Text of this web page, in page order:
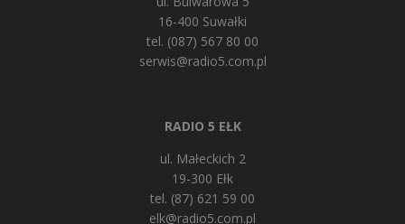
16-400 Suwałki
tel. (087) 567 80 00
serwis@radio5.com.pl
RADIO 5 EŁK
ul. Małeckich 2
19-300 Ełk
tel. (87) 621 59 00
elk@radio5.com.pl